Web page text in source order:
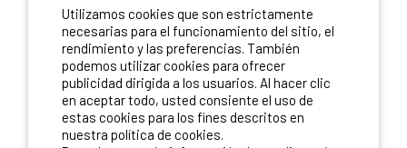
NUESTROS PARTNERS
Utilizamos cookies que son estrictamente
necesarias para el funcionamiento del sitio, el
rendimiento y las preferencias. También
podemos utilizar cookies para ofrecer
publicidad dirigida a los usuarios. Al hacer clic
en aceptar todo, usted consiente el uso de
estas cookies para los fines descritos en
nuestra política de cookies.